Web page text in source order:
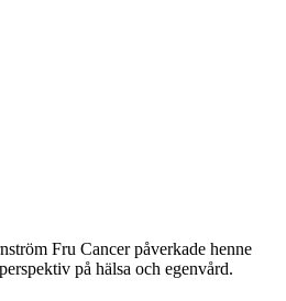
Fru Cancer påverkade henne
på hälsa och egenvård.